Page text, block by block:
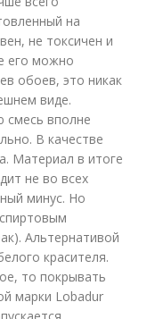
на
не токсичен и
его можно
обоев, это никак
виде.
смесь вполне
В качестве
Материал в итоге
не во всех
минус. Но
Альтернативой
красителя.
то покрывать
марки Lobadur